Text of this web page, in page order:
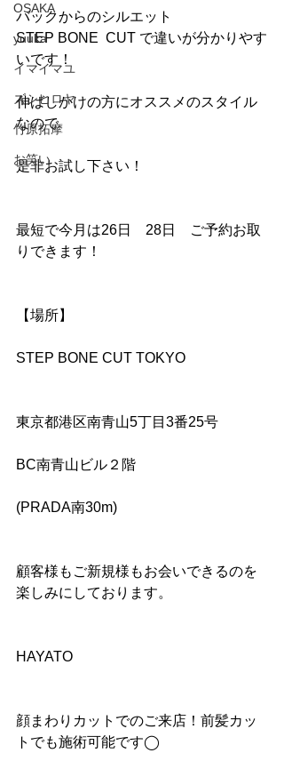
OSAKA
yuuka
イマイマユ
ズシヒロヤ
竹原拓摩
お笑い
バックからのシルエット
STEP BONE  CUT で違いが分かりやす
いです！
伸ばしかけの方にオススメのスタイル
なので
是非お試し下さい！
最短で今月は26日　28日　ご予約お取
りできます！
【場所】
STEP BONE CUT TOKYO
東京都港区南青山5丁目3番25号
BC南青山ビル２階
(PRADA南30m)
顧客様もご新規様もお会いできるのを
楽しみにしております。
HAYATO
顔まわりカットでのご来店！前髪カッ
トでも施術可能です◯